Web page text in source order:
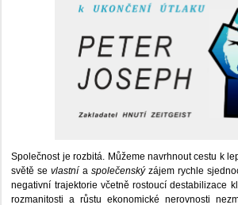
Společnost je rozbitá. Můžeme navrhnout cestu k
světě sevlastní a společenskýzájem rychle
negativní trajektorie včetně rostoucí destabilizace
rozmanitosti a růstu ekonomické nerovnosti